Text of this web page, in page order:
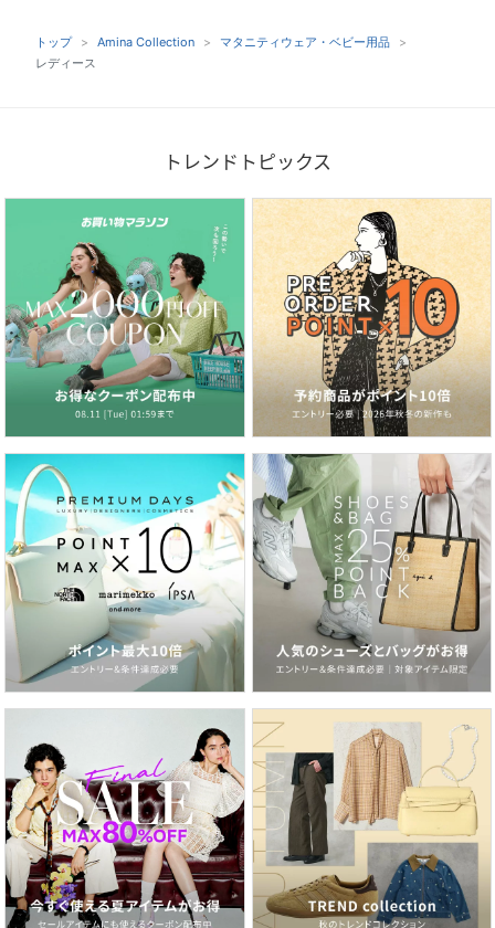
トップ Amina Collection
マタニティウェア・ベビー用品
レディース
トレンドトピックス